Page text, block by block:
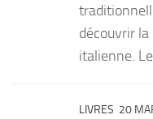
découvrir
italienne.
LIVRES 20